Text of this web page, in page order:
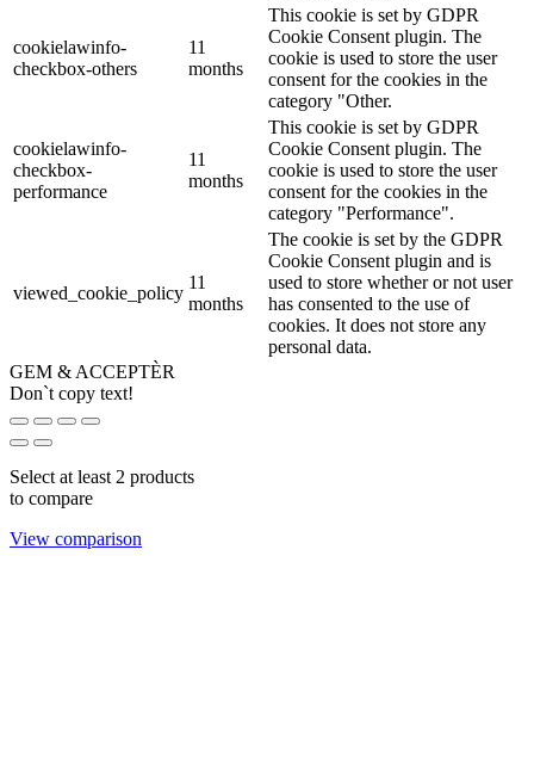
cookielawinfo-
checkbox-others
11
months
This cookie is set by GDPR
Cookie Consent plugin. The
cookie is used to store the user
consent for the cookies in the
category "Other.
cookielawinfo-
checkbox-
performance
11
months
This cookie is set by GDPR
Cookie Consent plugin. The
cookie is used to store the user
consent for the cookies in the
category "Performance".
viewed_cookie_policy
11
months
The cookie is set by the GDPR
Cookie Consent plugin and is
used to store whether or not user
has consented to the use of
cookies. It does not store any
personal data.
GEM & ACCEPTÈR
Don`t copy text!
Select at least 2 products
to compare
View comparison